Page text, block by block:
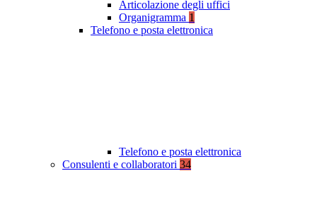
Articolazione degli uffici
Organigramma 1
Telefono e posta elettronica
Telefono e posta elettronica
Consulenti e collaboratori 34